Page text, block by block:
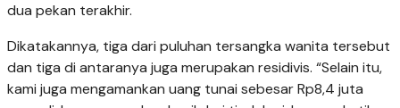
dua pekan terakhir.
Dikatakannya, tiga dari puluhan tersangka wanita tersebut
dan tiga di antaranya juga merupakan residivis. “Selain itu,
kami juga mengamankan uang tunai sebesar Rp8,4 juta